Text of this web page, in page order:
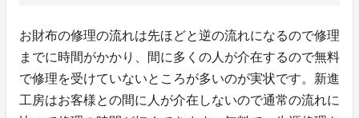
お財布の修理の流れは先ほどと逆の流れになるので修理
までに時間がかかり、間に多くの人が介在するので無料
で修理を受けていないところが多いのが実状です。新進
工房はお客様との間に人が介在しないので通常の流れに